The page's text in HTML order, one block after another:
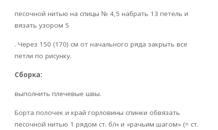
песочной нитью на спицы № 4,5 набрать 13 петель и
вязать узором 5
. Через 150 (170) см от начального ряда закрыть все
петли по рисунку.
Сборка:
выполнить плечевые швы.
Борта полочек и край горловины спинки обвязать
песочной нитью 1 рядом ст. б/н и «рачьим шагом» (= ст.